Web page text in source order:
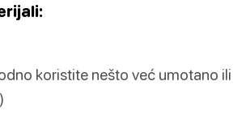
koristite nešto već umotano ili